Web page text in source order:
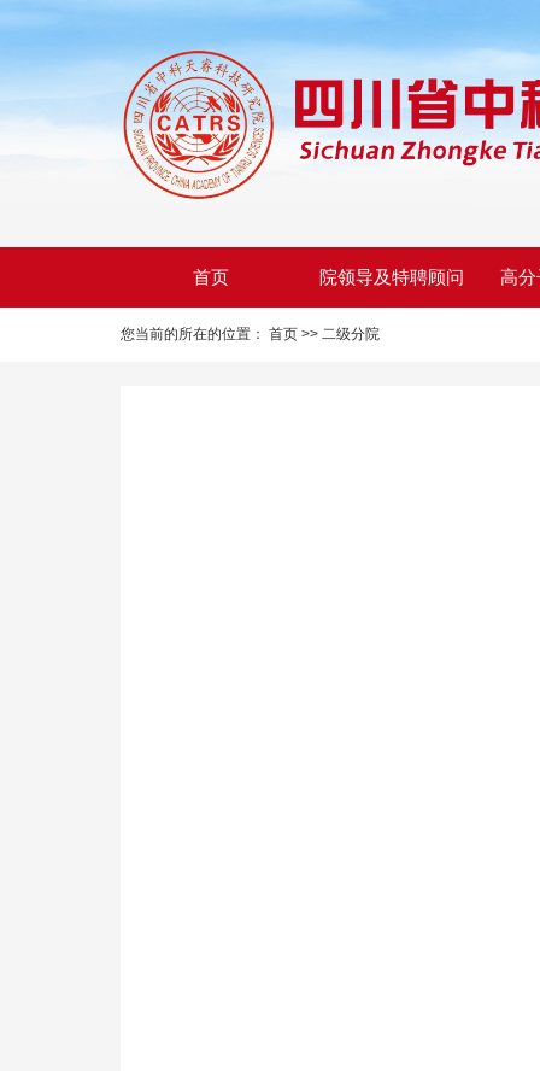
首页 院领导及特聘顾问 高
您当前的所在的位置： 首页 >> 二级分院